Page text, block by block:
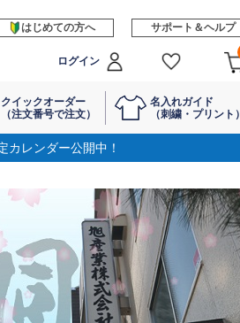
はじめての方へ サポート＆ヘルプ
ログイン
クイックオーダー
（注文番号で注文）
名入れガイド
（刺繍・プリント）
カレンダー公開中！